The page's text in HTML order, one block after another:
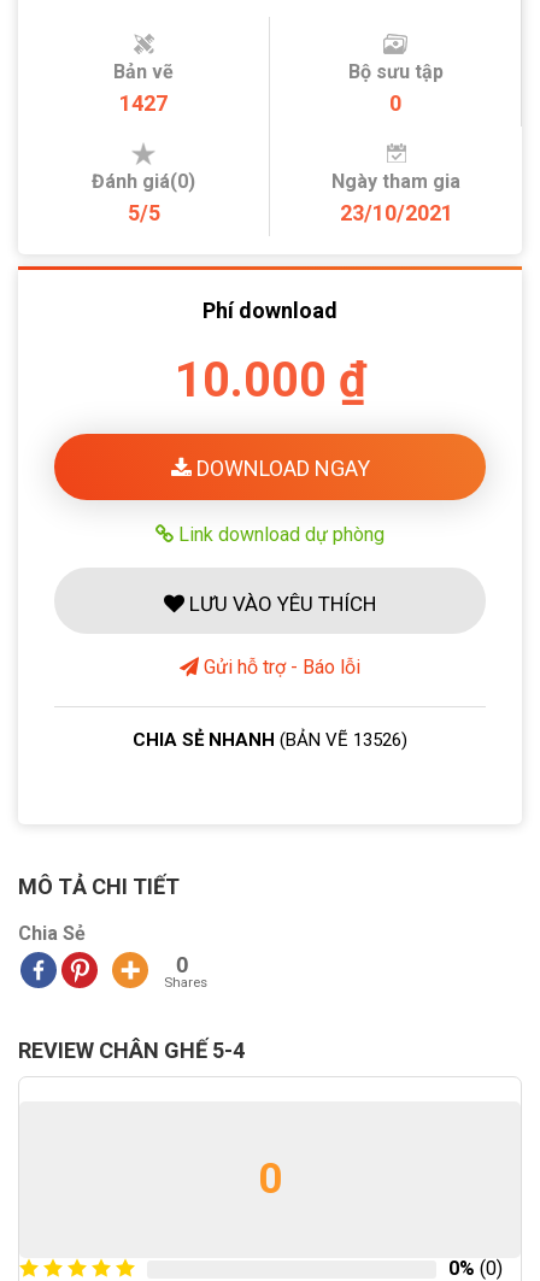
Bản vẽ
1427
Bộ sưu tập
0
Đánh giá(0)
5/5
Ngày tham gia
23/10/2021
Phí download
10.000 ₫
DOWNLOAD NGAY
Link download dự phòng
LƯU VÀO YÊU THÍCH
Gửi hỗ trợ - Báo lỗi
CHIA SẺ NHANH (BẢN VẼ 13526)
MÔ TẢ CHI TIẾT
Chia Sẻ
0
Shares
REVIEW CHÂN GHẾ 5-4
0
0% (0)